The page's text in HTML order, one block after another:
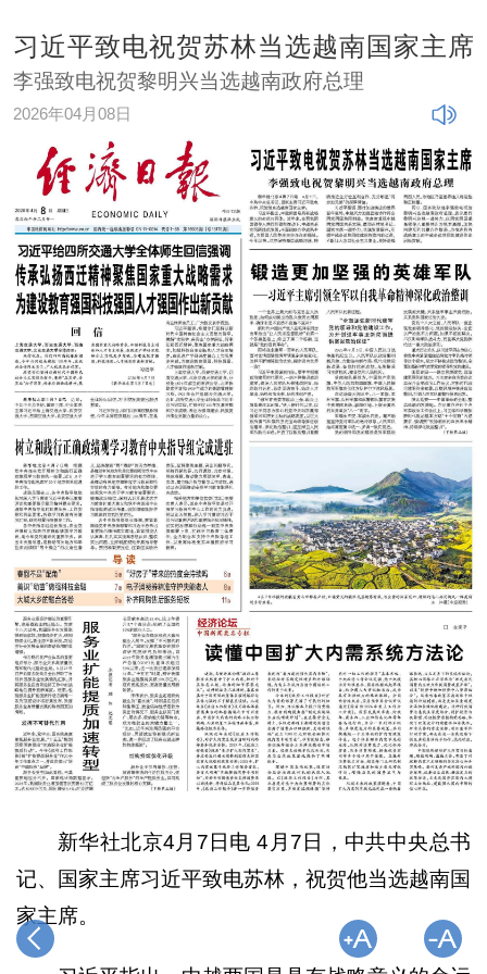
习近平致电祝贺苏林当选越南国家主席
李强致电祝贺黎明兴当选越南政府总理
2026年04月08日
新华社北京4月7日电 4月7日，中共中央总书
记、国家主席习近平致电苏林，祝贺他当选越南国
家主席。